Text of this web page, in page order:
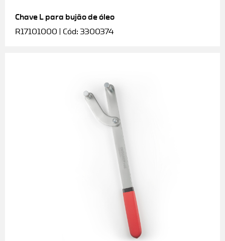
Chave L para bujão de óleo
R17101000 | Cód: 3300374